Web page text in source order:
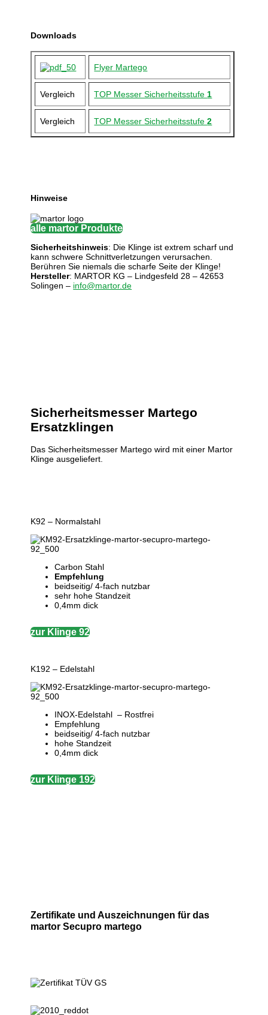
Downloads
Flyer Martego
Vergleich TOP Messer Sicherheitsstufe1
Vergleich TOP Messer Sicherheitsstufe2
Hinweise
alle martor Produkte
Sicherheitshinweis: Die Klinge ist extrem scharf und
kann schwere Schnittverletzungen verursachen.
Berühren Sie niemals die scharfe Seite der Klinge!
Hersteller: MARTOR KG – Lindgesfeld 28 – 42653
Solingen – info@martor.de
Sicherheitsmesser Martego
Ersatzklingen
Das Sicherheitsmesser Martego wird mit einer Martor
Klinge ausgeliefert.
K92 – Normalstahl
Carbon Stahl
Empfehlung
beidseitig/ 4-fach nutzbar
sehr hohe Standzeit
0,4mm dick
zur Klinge 92
K192 – Edelstahl
INOX-Edelstahl – Rostfrei
Empfehlung
beidseitig/ 4-fach nutzbar
hohe Standzeit
0,4mm dick
zur Klinge 192
Zertifikate und Auszeichnungen für das
martor Secupro martego